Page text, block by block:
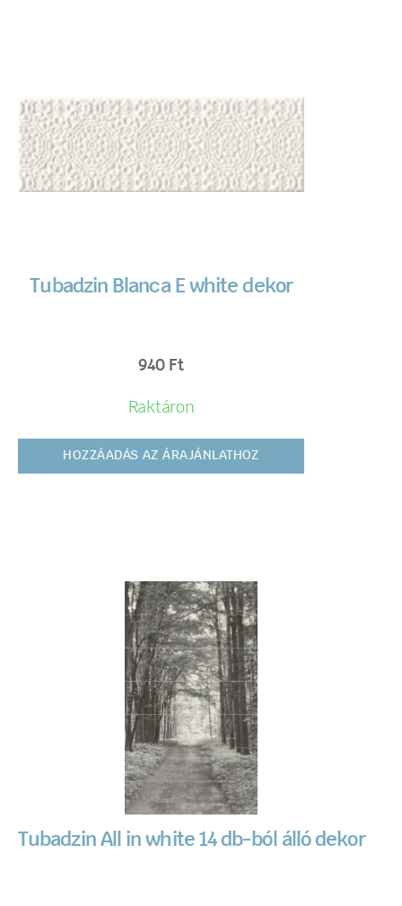
Tubadzin Blanca E white dekor
940 Ft
Raktáron
HOZZÁADÁS AZ ÁRAJÁNLATHOZ
Tubadzin All in white 14 db-ból álló dekor